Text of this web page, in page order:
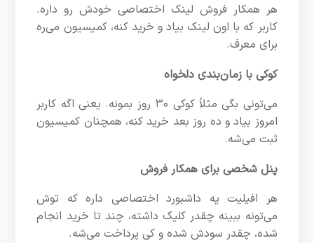
هر همکار فروش لینک اختصاصی خودش رو داره.
کاربر که با اون لینک بیاد و خرید کنه، کمیسیون می‌ره
برای معرف.
کوکی با زمان‌بندی دلخواه
می‌تونی بگی مثلاً کوکی ۳۰ روز بمونه. یعنی اگه کاربر
امروز بیاد و ده روز بعد خرید کنه، همچنان کمیسیون
ثبت می‌شه.
پنل شخصی برای همکار فروش
هر افیلیت یه داشبورد اختصاصی داره که توش
می‌تونه ببینه چقدر کلیک داشته، چند تا خرید انجام
شده، چقدر سودش شده و کی پرداخت می‌شه.